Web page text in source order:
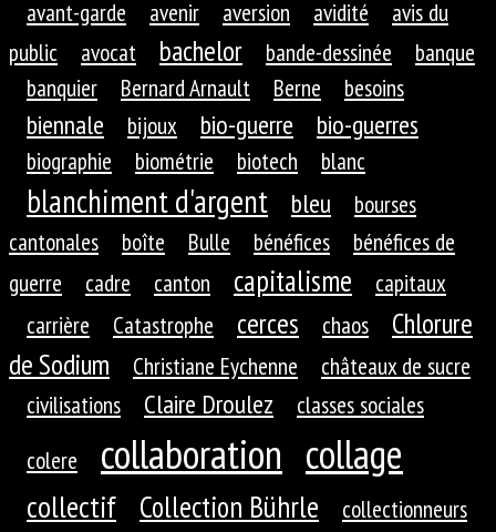
avant-garde avenir aversion avidité
avis du
public
avocat bachelor bande-dessinée
banque
banquier
Bernard Arnault Berne besoins
biennale bijoux bio-guerre bio-guerres
biographie biométrie biotech blanc
blanchiment d'argent bleu
bourses
cantonales
boîte Bulle bénéfices
bénéfices de
guerre
cadre canton capitalisme
capitaux
carrière
Catastrophe cerces chaos
Chlorure
de Sodium
Christiane Eychenne
châteaux de sucre
civilisations
Claire Droulez
classes sociales
colere
collaboration collage
collectif Collection Bührle collectionneurs